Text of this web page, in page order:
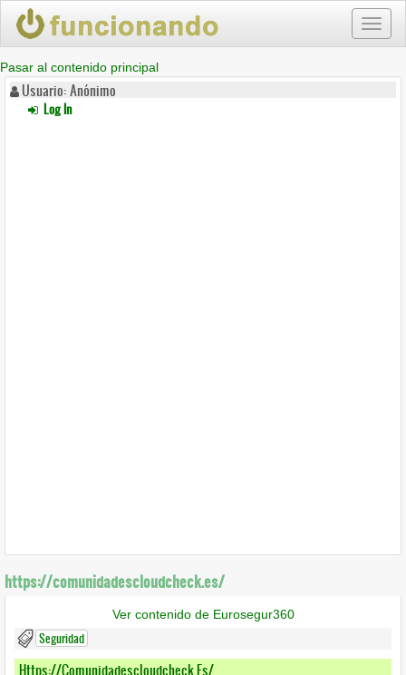
Pasar al contenido principal
Usuario: Anónimo
Log In
https://comunidadescloudcheck.es/
Ver contenido de Eurosegur360
Seguridad
Https://comunidadescloudcheck.es/